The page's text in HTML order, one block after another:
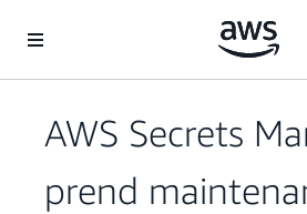
AWS Secrets
prend